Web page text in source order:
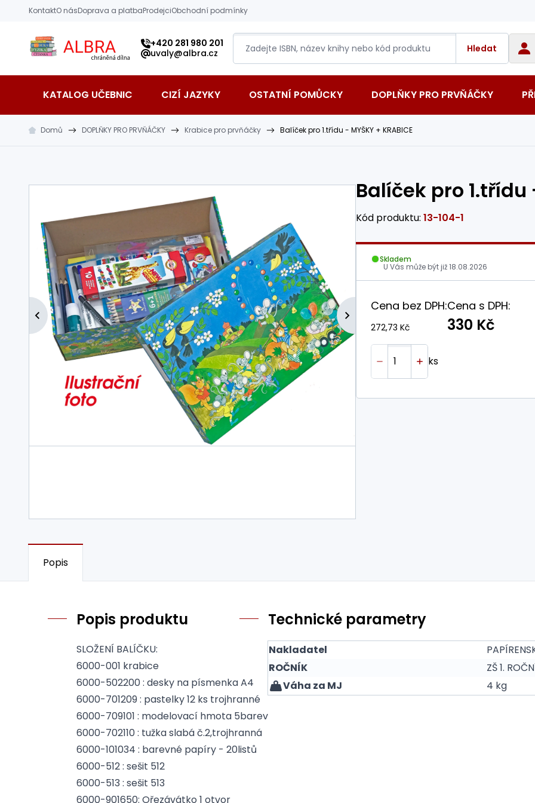
Přeskočit na hlavní obsah
KontaktO násDoprava a platbaProdejciObchodní podmínky
Albra s.r.o.
+420 281 980 201
uvaly@albra.cz
Hledat
KATALOG UČEBNIC CIZÍ JAZYKY OSTATNÍ POMŮCKY DOPLŇKY PRO PRVŇÁČKY
Domů DOPLŇKY PRO PRVŇÁČKY Krabice pro prvňáčky Balíček pro 1.třídu - MYŠKY + KRABICE
Balíček pro 1.třídu
Kód produktu: 13-104-1
Skladem
U Vás může být již18.08.2026
Cena bez DPH:
272,73 Kč
Cena s DPH:
330 Kč
ks
Popis
Popis produktu
SLOŽENÍ BALÍČKU:
6000-001 krabice
6000-502200 : desky na písmenka A4
6000-701209 : pastelky 12 ks trojhranné
6000-709101 : modelovací hmota 5barev
6000-702110 : tužka slabá č.2,trojhranná
6000-101034 : barevné papíry - 20listů
6000-512 : sešit 512
6000-513 : sešit 513
6000-901650: Ořezávátko 1 otvor
Technické parametry
Nakladatel
ROČNÍK
ZŠ 1.
Váha za MJ
4 kg